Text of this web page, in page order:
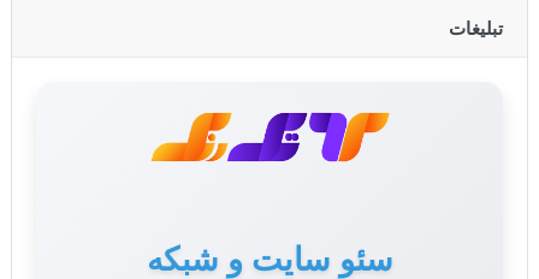
تبلیغات
سئو سایت و شبکه